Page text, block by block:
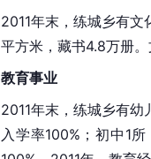
2011年末，练城乡有
平方米，藏书4.8万册
教育事业
2011年末，练城乡有
入学率100%；初中1